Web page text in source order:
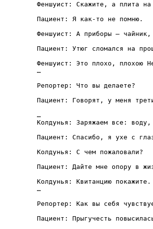
Феншуист: Скажите, а плита
Пациент: Я как-то не помню.
Феншуист: А приборы –
Пациент: Утюг сломался на
Феншуист: Это плохо, плохою
…
Репортер: Что вы делаете?
Пациент: Говорят, у меня
…
Колдунья: Заряжаем все:
Пациент: Спасибо, я ухе с
Колдунья: С чем пожаловали?
Пациент: Дайте мне опору в
Колдунья: Квитанцию
…
Репортер: Как вы себя
Пациент: Прыгучесть